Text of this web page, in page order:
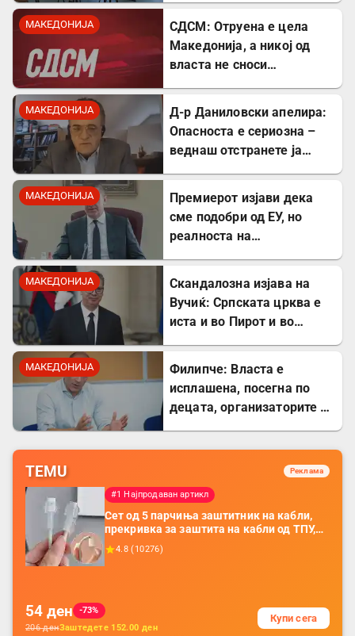
МАКЕДОНИЈА
СДСМ: Отруена е цела
Македонија, а никој од
власта не сноси
МАКЕДОНИЈА
Д-р Даниловски апелира:
Опасноста е сериозна –
веднаш отстранете ја
западнонилска треска!
МАКЕДОНИЈА
Премиерот изјави дека
сме подобри од ЕУ, но
реалноста на
МАКЕДОНИЈА
Скандалозна изјава на
Вучиќ: Српската црква е
иста и во Пирот и во
МАКЕДОНИЈА
Филипче: Власта е
исплашена, посегна по
децата, организаторите и
TEMU Реклама
#1 Најпродаван артикл
Сет од 5 парчиња заштитник на кабли,
прекривка за заштита на кабли од ТПУ,
додатоци за заштита на кабли, без
батерија, за мобилни телефони, комплет
4.8 (10276)
54 ден
-73%
206денЗаштедете 152.00 ден
Купи сега